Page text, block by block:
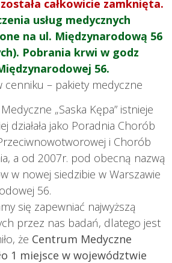
całkowicie zamknięta.
usług medycznych
na ul. Międzynarodową 56
Pobrania krwi w godz
56.
cenniku – pakiety medyczne
„Saska Kępa” istnieje
działała jako Poradnia Chorób
i Chorób
a od 2007r. pod obecną nazwą
w nowej siedzibie w Warszawie
56.
się zapewniać najwyższą
przez nas badań, dlatego jest
że Centrum Medyczne
1 miejsce w województwie